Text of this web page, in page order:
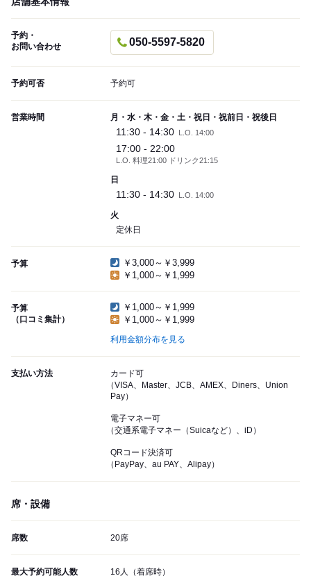
予約・
お問い合わせ
050-5597-5820
予約可否 予約可
営業時間 月・水・木・金・土・祝日・祝前日・祝後日
11:30 - 14:30 L.O. 14:00
17:00 - 22:00
L.O. 料理21:00 ドリンク21:15
日
11:30 - 14:30 L.O. 14:00
火
定休日
予算
￥3,000～￥3,999
￥1,000～￥1,999
予算
（口コミ集計）
￥1,000～￥1,999
￥1,000～￥1,999
利用金額分布を見る
支払い方法
カード可
（VISA、Master、JCB、AMEX、Diners、Union
Pay）
電子マネー可
（交通系電子マネー（Suicaなど）、iD）
QRコード決済可
（PayPay、au PAY、Alipay）
席・設備
席数 20席
最大予約可能人数 16人（着席時）